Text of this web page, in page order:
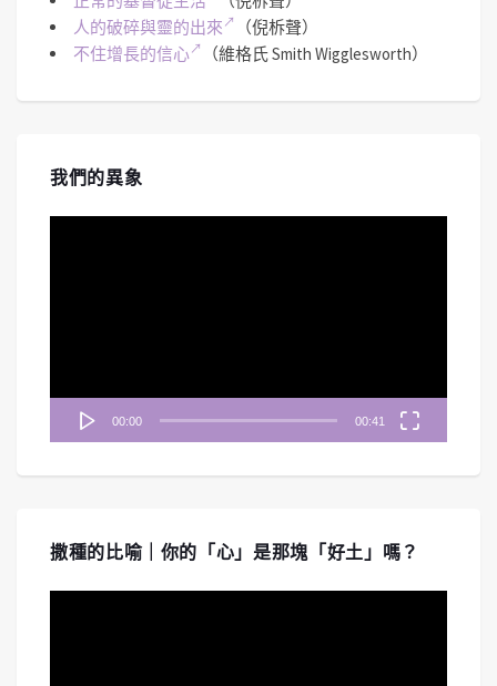
人的破碎與靈的出來
（倪柝聲）
不住增長的信心
（維格氏 Smith Wigglesworth）
我們的異象
00:00 00:41
撒種的比喻｜你的「心」是那塊「好土」嗎？